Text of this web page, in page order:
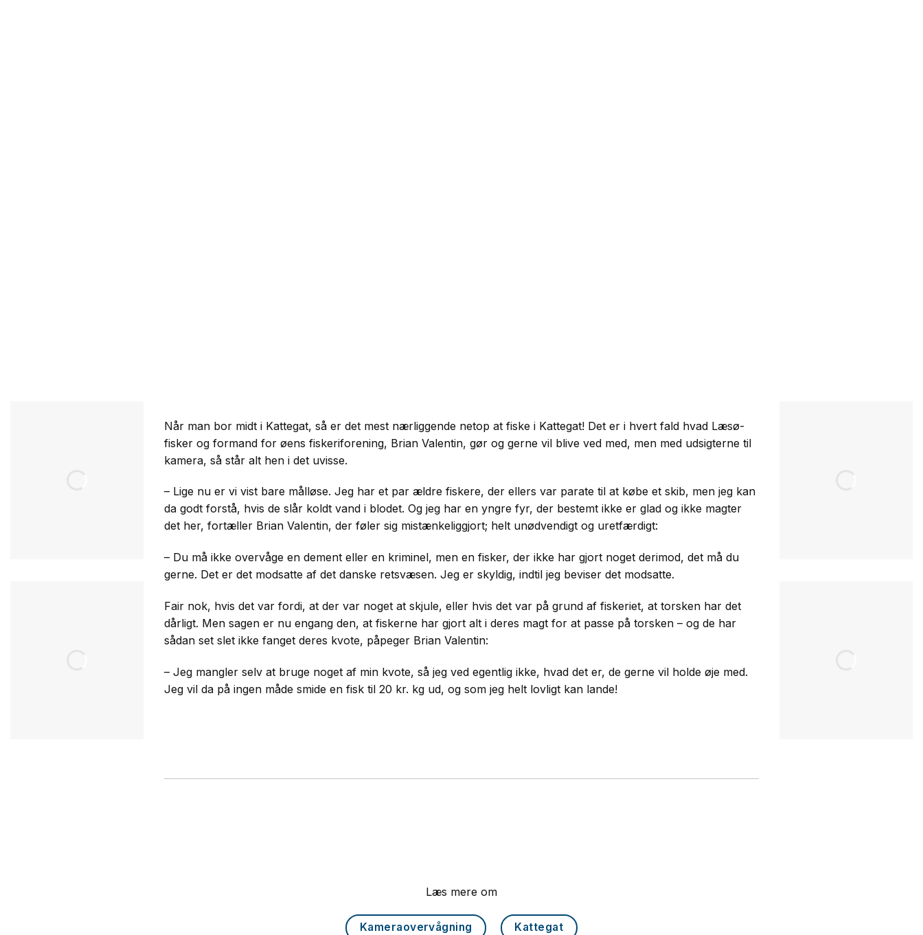
Når man bor midt i Kattegat, så er det mest nærliggende netop at fiske i Kattegat! Det er i hvert fald hvad Læsø-
fisker og formand for øens fiskeriforening, Brian Valentin, gør og gerne vil blive ved med, men med udsigterne til
kamera, så står alt hen i det uvisse.
– Lige nu er vi vist bare målløse. Jeg har et par ældre fiskere, der ellers var parate til at købe et skib, men jeg kan
da godt forstå, hvis de slår koldt vand i blodet. Og jeg har en yngre fyr, der bestemt ikke er glad og ikke magter
det her, fortæller Brian Valentin, der føler sig mistænkeliggjort; helt unødvendigt og uretfærdigt:
– Du må ikke overvåge en dement eller en kriminel, men en fisker, der ikke har gjort noget derimod, det må du
gerne. Det er det modsatte af det danske retsvæsen. Jeg er skyldig, indtil jeg beviser det modsatte.
Fair nok, hvis det var fordi, at der var noget at skjule, eller hvis det var på grund af fiskeriet, at torsken har det
dårligt. Men sagen er nu engang den, at fiskerne har gjort alt i deres magt for at passe på torsken – og de har
sådan set slet ikke fanget deres kvote, påpeger Brian Valentin:
– Jeg mangler selv at bruge noget af min kvote, så jeg ved egentlig ikke, hvad det er, de gerne vil holde øje med.
Jeg vil da på ingen måde smide en fisk til 20 kr. kg ud, og som jeg helt lovligt kan lande!
Læs mere om
Kameraovervågning Kattegat